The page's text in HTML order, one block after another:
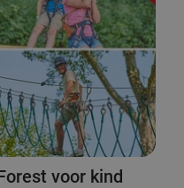
voor kind